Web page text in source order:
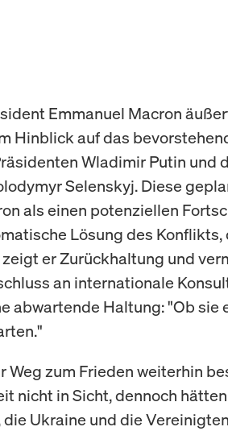
Emmanuel Macron
Hinblick auf das
Wladimir Putin und
Selenskyj. Diese
als einen potenziellen
Lösung des Konflikts,
er Zurückhaltung und
an internationale
abwartende Haltung: "Ob sie
Weg zum Frieden weiterhin
nicht in Sicht, dennoch
Ukraine und die